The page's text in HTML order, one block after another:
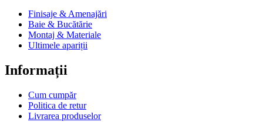
Finisaje & Amenajări
Baie & Bucătărie
Montaj & Materiale
Ultimele apariții
Informații
Cum cumpăr
Politica de retur
Livrarea produselor